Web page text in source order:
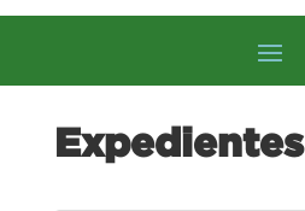
Expedientes